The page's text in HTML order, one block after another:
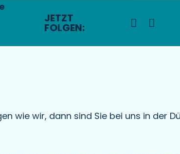
JETZT
FOLGEN:
wie wir, dann sind Sie bei uns in der